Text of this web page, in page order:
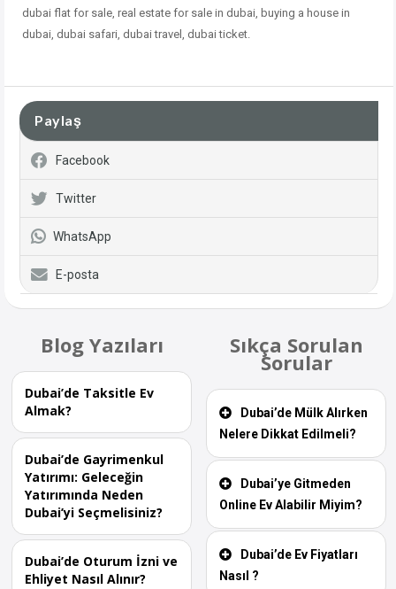
dubai flat for sale, real estate for sale in dubai, buying a house in
dubai, dubai safari, dubai travel, dubai ticket.
Paylaş
Facebook
Twitter
WhatsApp
E-posta
Blog Yazıları
Dubai’de Taksitle Ev
Almak?
Dubai’de Gayrimenkul
Yatırımı: Geleceğin
Yatırımında Neden
Dubai’yi Seçmelisiniz?
Dubai’de Oturum İzni ve
Ehliyet Nasıl Alınır?
Sıkça Sorulan
Sorular
Dubai’de Mülk Alırken
Nelere Dikkat Edilmeli?
Dubai’ye Gitmeden
Online Ev Alabilir Miyim?
Dubai’de Ev Fiyatları
Nasıl ?